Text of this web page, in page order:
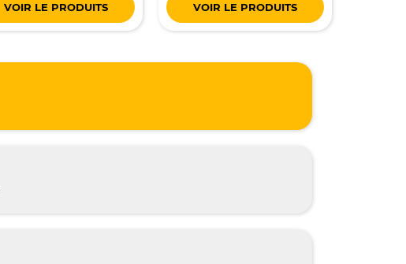
VOIR LE PRODUITS VOIR LE PRODUITS